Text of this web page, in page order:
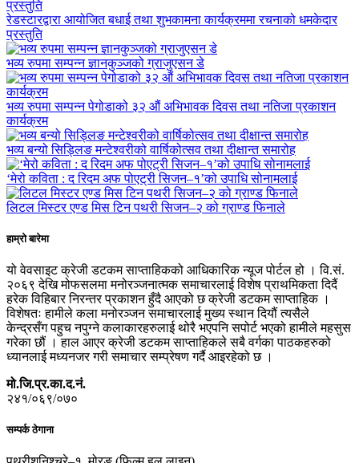
रेडस्टारद्वारा आयोजित बधाई तथा शुभकामना कार्यक्रममा रचनाको धमकेदार
प्रस्तुति
भव्य रुपमा सम्पन्न ज्ञानकुञ्जको ग्राजुएसन डे
भव्य रुपमा सम्पन्न पेगोडाको ३२ औं अभिभावक दिवस तथा नतिजा प्रकाशन
कार्यक्रम
भव्य बन्यो सिड्लिङ मन्टेश्वरीको वार्षिकोत्सव तथा दीक्षान्त समारोह
‘मेरो कविता : द रिदम अफ पोएट्री सिजन–१’को उपाधि सोनामलाई
लिटल मिस्टर एण्ड मिस टिन पथरी सिजन–२ को ग्राण्ड फिनाले
हाम्रो बारेमा
यो वेवसाइट क्रेजी डटकम साप्ताहिकको आधिकारिक न्यूज पोर्टल हो । वि.सं.
२०६९ देखि मोफसलमा मनोरञ्जनात्मक समाचारलाई विशेष प्राथमिकता दिदैं
हरेक विहिबार निरन्तर प्रकाशन हुँदै आएको छ क्रेजी डटकम साप्ताहिक ।
विशेषतः हामीले कला मनोरञ्जन समाचारलाई मुख्य स्थान दियौं त्यसैले
केन्द्रसँग पहुच नपुग्ने कलाकारहरुलाई थोरै भएपनि सपोर्ट भएको हामीले महसुस
गरेका छौं । हाल आएर क्रेजी डटकम साप्ताहिकले सबै वर्गका पाठकहरुको
ध्यानलाई मध्यनजर गरी समाचार सम्प्रेषण गर्दै आइरहेको छ ।
मो.जि.प्र.का.द.नं.
२४१/०६९/०७०
सम्पर्क ठेगाना